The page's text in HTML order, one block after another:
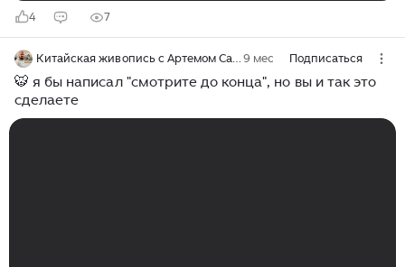
4 7
Китайская живопись с Артемом Савичевым 9 мес Подписаться
🐯 я бы написал "смотрите до конца", но вы и так это
сделаете